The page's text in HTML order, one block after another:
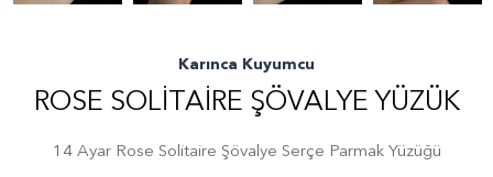
Karınca Kuyumcu
ROSE SOLITAIRE ŞÖVALYE YÜZÜK
14 Ayar Rose Solitaire Şövalye Serçe Parmak Yüzüğü